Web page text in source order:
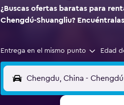
¿Buscas ofertas baratas para
Chengdú-Shuangliu?
Entrega en el mismo punto Edad